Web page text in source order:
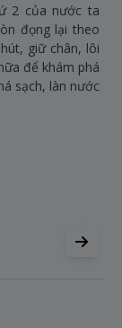
2 của nước ta
đọng lại theo
giữ chân, lôi
để khám phá
sạch, làn nước